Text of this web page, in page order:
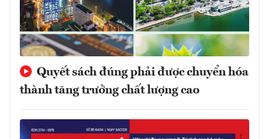
Quyết sách đúng phải được chuyển hóa
thành tăng trưởng chất lượng cao